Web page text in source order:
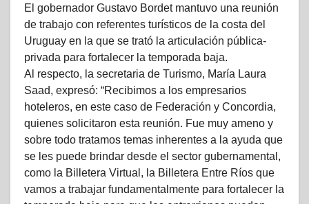
El gobernador Gustavo Bordet mantuvo una reunión
de trabajo con referentes turísticos de la costa del
Uruguay en la que se trató la articulación pública-
privada para fortalecer la temporada baja.
Al respecto, la secretaria de Turismo, María Laura
Saad, expresó: “Recibimos a los empresarios
hoteleros, en este caso de Federación y Concordia,
quienes solicitaron esta reunión. Fue muy ameno y
sobre todo tratamos temas inherentes a la ayuda que
se les puede brindar desde el sector gubernamental,
como la Billetera Virtual, la Billetera Entre Ríos que
vamos a trabajar fundamentalmente para fortalecer la